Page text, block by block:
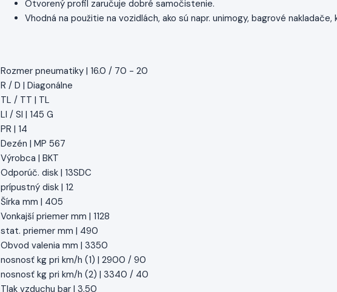
Otvorený profil zaručuje dobré samočistenie.
Vhodná na použitie na vozidlách, ako sú napr. unimogy, bagrové
Rozmer pneumatiky | 16.0 / 70 - 20
R / D | Diagonálne
TL / TT | TL
LI / SI | 145 G
PR | 14
Dezén | MP 567
Výrobca | BKT
Odporúč. disk | 13SDC
prípustný disk | 12
Šírka mm | 405
Vonkajší priemer mm | 1128
stat. priemer mm | 490
Obvod valenia mm | 3350
nosnosť kg pri km/h (1) | 2900 / 90
nosnosť kg pri km/h (2) | 3340 / 40
Tlak vzduchu bar | 3,50